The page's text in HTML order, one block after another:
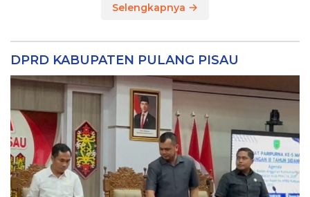
Selengkapnya
DPRD KABUPATEN PULANG PISAU